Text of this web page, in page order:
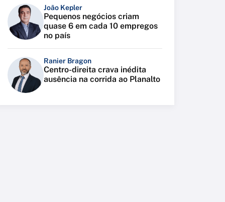
João Kepler
Pequenos negócios criam
quase 6 em cada 10 empregos
no país
Ranier Bragon
Centro-direita crava inédita
ausência na corrida ao Planalto